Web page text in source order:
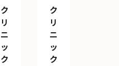
ク
リ
ニ
ッ
ク
ク
リ
ニ
ッ
ク